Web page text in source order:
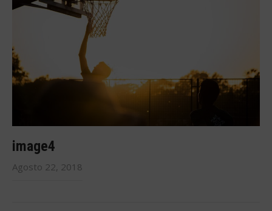
image4
Agosto 22, 2018